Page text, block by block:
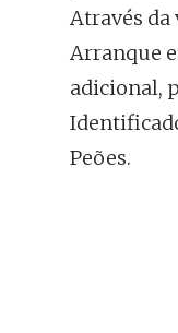
Através da
Arranque
adicional,
Peões.